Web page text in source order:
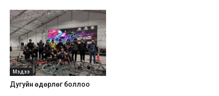
Мэдээ
Дугуйн өдөрлөг боллоо